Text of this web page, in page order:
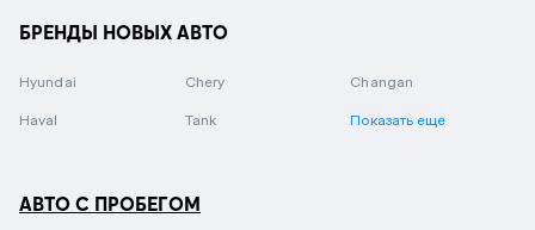
БРЕНДЫ НОВЫХ АВТО
Hyundai Chery Changan
Haval Tank Показать еще
АВТО С ПРОБЕГОМ